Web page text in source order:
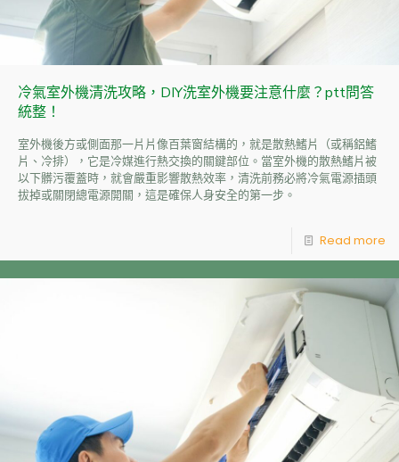
冷氣室外機清洗攻略，DIY洗室外機要注意什麼？ptt問答
統整！
室外機後方或側面那一片片像百葉窗結構的，就是散熱鰭片（或稱鋁鰭
片、冷排），它是冷媒進行熱交換的關鍵部位。當室外機的散熱鰭片被
以下髒污覆蓋時，就會嚴重影響散熱效率，清洗前務必將冷氣電源插頭
拔掉或關閉總電源開關，這是確保人身安全的第一步。
Read more